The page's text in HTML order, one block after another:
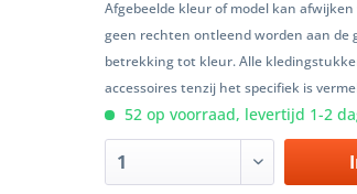
Afgebeelde kleur of model kan
geen rechten ontleend worden aan de
betrekking tot kleur. Alle
accessoires tenzij het specifiek is
52 op voorraad, levertijd 1-2